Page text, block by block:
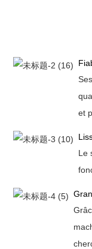
et
Le